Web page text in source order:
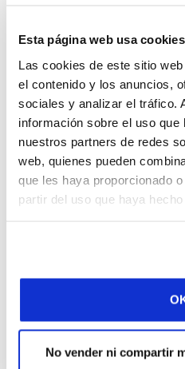
Esta página web usa cookies
Las cookies de este sitio
el contenido y los anuncios,
sociales y analizar el tráfico.
información sobre el uso que
nuestros partners de redes
web, quienes pueden
que les haya proporcionado
partir del uso que haya
No vender ni compartir
que los estudiantes
para Jesús.
Compartir: Facebook
«
Todas las
Historia
SUSCRIBIRSE A
Nombre de pila: